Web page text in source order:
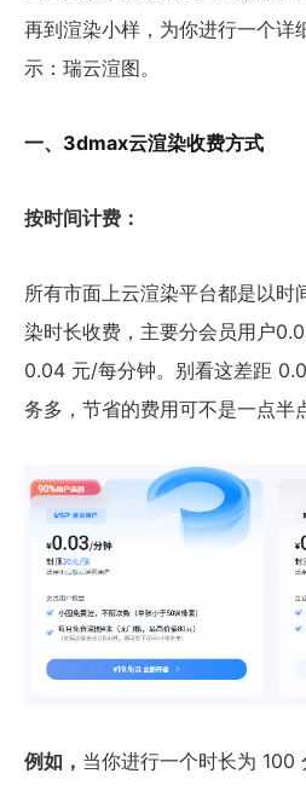
再到渲染小样，为你进行一个详
示：瑞云渲图。
一、3dmax云渲染收费方式
按时间计费：
所有市面上云渲染平台都是以时
染时长收费，主要分会员用户
0.04 元/每分钟。别看这差距
务多，节省的费用可不是一点半
例如， 当你进行一个时长为 100